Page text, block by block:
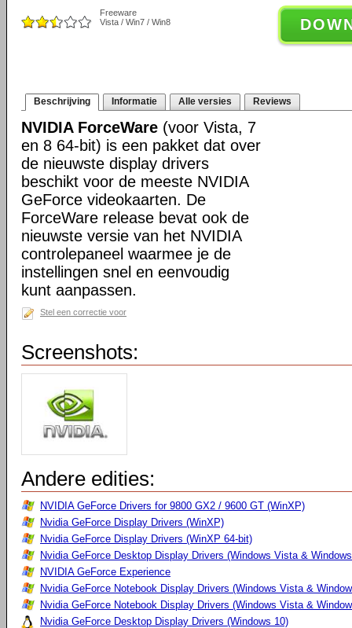
Freeware
Vista / Win7 / Win8
Beschrijving Informatie Alle versies Reviews
NVIDIA ForceWare (voor Vista, 7
en 8 64-bit) is een pakket dat over
de nieuwste display drivers
beschikt voor de meeste NVIDIA
GeForce videokaarten. De
ForceWare release bevat ook de
nieuwste versie van het NVIDIA
controlepaneel waarmee je de
instellingen snel en eenvoudig
kunt aanpassen.
Stel een correctie voor
Screenshots:
Andere edities:
NVIDIA GeForce Drivers for 9800 GX2 / 9600 GT (WinXP)
Nvidia GeForce Display Drivers (WinXP)
Nvidia GeForce Display Drivers (WinXP 64-bit)
Nvidia GeForce Desktop Display Drivers (Windows Vista &
NVIDIA GeForce Experience
Nvidia GeForce Notebook Display Drivers (Windows Vista &
Nvidia GeForce Notebook Display Drivers (Windows Vista &
Nvidia GeForce Desktop Display Drivers (Windows 10)